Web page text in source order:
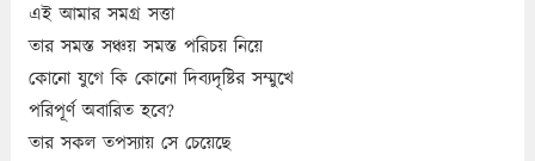
এই আমার সমগ্র সত্তা
তার সমস্ত সঞ্চয় সমস্ত পরিচয় নিয়ে
কোনো যুগে কি কোনো দিব্যদৃষ্টির সম্মুখে
পরিপূর্ণ অবারিত হবে?
তার সকল তপস্যায় সে চেয়েছে